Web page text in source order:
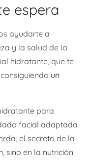
espera
ayudarte a
y la salud de la
hidratante, que te
un
para
facial adaptada
el secreto de la
sino en la nutrición